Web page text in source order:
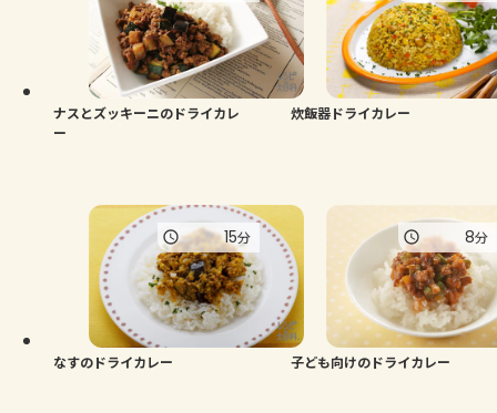
ナスとズッキーニのドライカレ
ー
炊飯器ドライカレー
なすのドライカレー
15分
子ども向けのドライカレー
8分